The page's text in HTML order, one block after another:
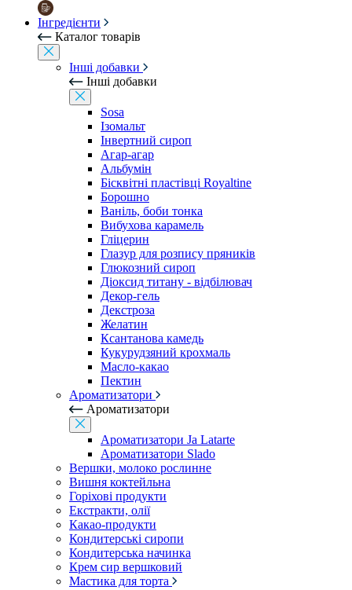
Інгредієнти
Каталог товарів
Інші добавки
Інші добавки
Sosa
Ізомальт
Інвертний сироп
Агар-агар
Альбумін
Бісквітні пластівці Royaltine
Борошно
Ваніль, боби тонка
Вибухова карамель
Гліцерин
Глазур для розпису пряників
Глюкозний сироп
Діоксид титану - відбілювач
Декор-гель
Декстроза
Желатин
Ксантанова камедь
Кукурудзяний крохмаль
Масло-какао
Пектин
Ароматизатори
Ароматизатори
Ароматизатори Ja Latarte
Ароматизатори Slado
Вершки, молоко рослинне
Вишня коктейльна
Горіхові продукти
Екстракти, олії
Какао-продукти
Кондитерські сиропи
Кондитерська начинка
Крем сир вершковий
Мастика для торта